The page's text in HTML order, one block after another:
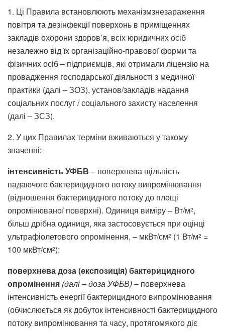
1. Ці Правила встановлюють механізмзнезараження
повітря та дезінфекції поверхонь в приміщеннях
закладів охорони здоров’я, всіх юридичних осіб
незалежно від їх організаційно-правової форми та
фізичних осіб – підприємців, які отримали ліцензію на
провадження господарської діяльності з медичної
практики (далі – ЗОЗ), установ/закладів надання
соціальних послуг / соціального захисту населення
(далі – ЗСЗ).
2. У цих Правилах терміни вживаються у такому
значенні:
інтенсивність УФБВ – поверхнева щільність
падаючого бактерицидного потоку випромінювання
(відношення бактерицидного потоку до площі
опромінюваної поверхні). Одиниця виміру – Вт/м2,
більш дрібна одиниця, яка застосовується при оцінці
ультрафіолетового опромінення, – мкВт/см2 (1 Вт/м2 =
100 мкВт/см2);
поверхнева доза (експозиція) бактерицидного
опромінення (далі – доза УФБВ)– поверхнева
інтенсивність енергії бактерицидного випромінювання
(обчислюється як добуток інтенсивності бактерицидного
потоку випромінювання та часу, протягомякого діє